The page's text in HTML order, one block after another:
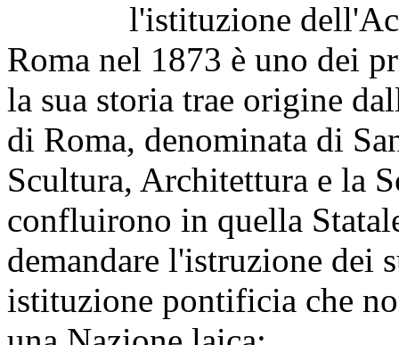
l'istituzione
Roma nel 1873 è uno dei
la sua storia trae origine
di Roma, denominata di
Scultura, Architettura e la
confluirono in quella
demandare l'istruzione dei
istituzione pontificia che